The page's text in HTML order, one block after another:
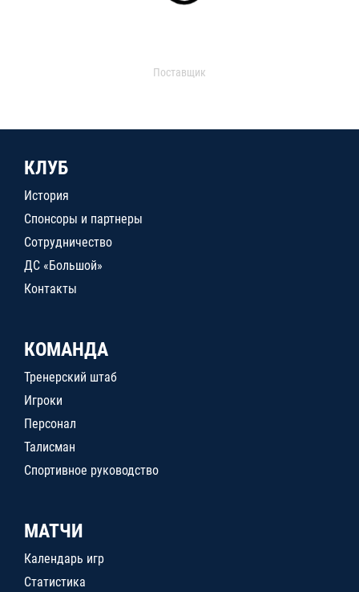
Поставщик
КЛУБ
История
Спонсоры и партнеры
Сотрудничество
ДС «Большой»
Контакты
КОМАНДА
Тренерский штаб
Игроки
Персонал
Талисман
Спортивное руководство
МАТЧИ
Календарь игр
Статистика